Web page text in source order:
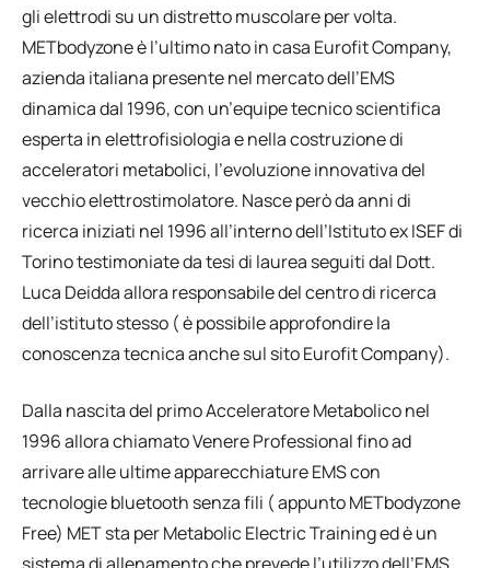
gli elettrodi su un distretto muscolare per volta.
METbodyzone è l’ultimo nato in casa Eurofit Company,
azienda italiana presente nel mercato dell’EMS
dinamica dal 1996, con un’equipe tecnico scientifica
esperta in elettrofisiologia e nella costruzione di
acceleratori metabolici, l’evoluzione innovativa del
vecchio elettrostimolatore. Nasce però da anni di
ricerca iniziati nel 1996 all’interno dell’Istituto ex ISEF di
Torino testimoniate da tesi di laurea seguiti dal Dott.
Luca Deidda allora responsabile del centro di ricerca
dell’istituto stesso ( è possibile approfondire la
conoscenza tecnica anche sul sito Eurofit Company).
Dalla nascita del primo Acceleratore Metabolico nel
1996 allora chiamato Venere Professional fino ad
arrivare alle ultime apparecchiature EMS con
tecnologie bluetooth senza fili ( appunto METbodyzone
Free) MET sta per Metabolic Electric Training ed è un